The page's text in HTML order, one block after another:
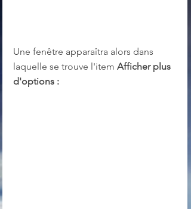
Une fenêtre apparaîtra alors dans
laquelle se trouve l'item Afficher plus
d'options :